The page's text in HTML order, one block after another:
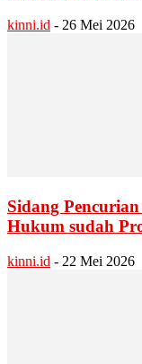
kinni.id - 26 Mei 2026
Sidang
Hukum sudah
kinni.id - 22 Mei 2026